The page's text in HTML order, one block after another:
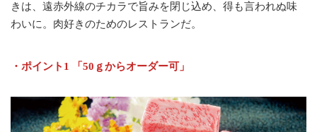
きは、遠赤外線のチカラで旨みを閉じ込め、得も言われぬ味
わいに。肉好きのためのレストランだ。
・ポイント1 「50ｇからオーダー可」